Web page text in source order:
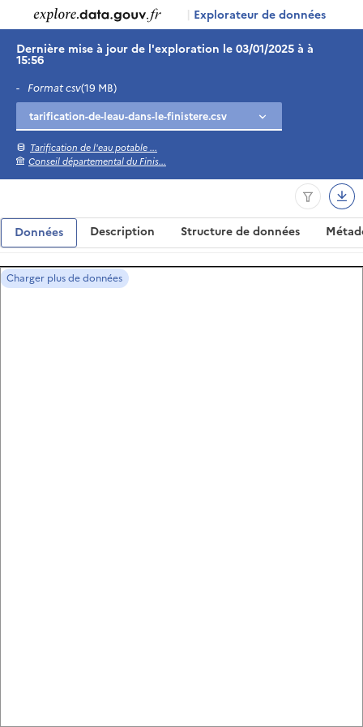
| Explorateur de données
Dernière mise à jour de l'exploration le 03/01/2025 à à
15:56
- Format csv(19 MB)
Tarification de l'eau potable ...
Conseil départemental du Finis...
Données Description Structure de données
Charger plus de données